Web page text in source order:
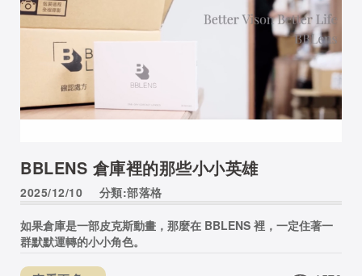
BBLENS 倉庫裡的那些小小英雄
2025/12/10 分類:部落格
如果倉庫是一部皮克斯動畫，那麼在 BBLENS 裡，一定住著一
群默默運轉的小小角色。